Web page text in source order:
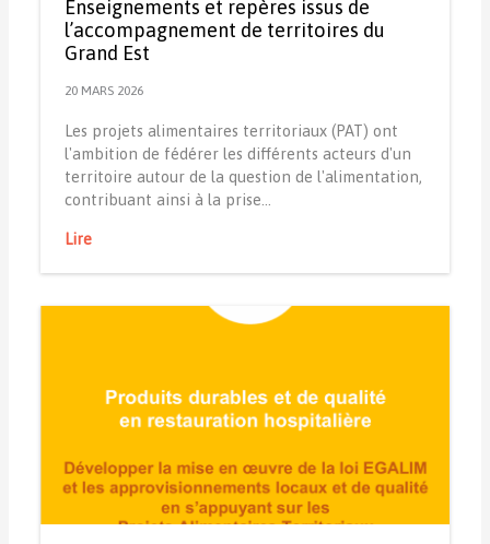
Enseignements et repères issus de
l’accompagnement de territoires du
Grand Est
20 MARS 2026
Les projets alimentaires territoriaux (PAT) ont
l'ambition de fédérer les différents acteurs d'un
territoire autour de la question de l'alimentation,
contribuant ainsi à la prise…
Lire